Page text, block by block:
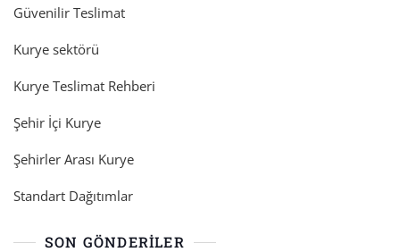
Güvenilir Teslimat
Kurye sektörü
Kurye Teslimat Rehberi
Şehir İçi Kurye
Şehirler Arası Kurye
Standart Dağıtımlar
SON GÖNDERILER